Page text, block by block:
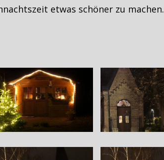
etwas schöner zu machen.